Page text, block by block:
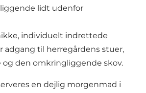
lidt udenfor
individuelt indrettede
adgang til herregårdens stuer,
og den omkringliggende skov.
en dejlig morgenmad i